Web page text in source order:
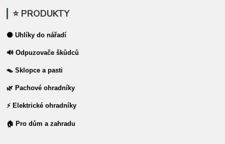
⭐ PRODUKTY
⚫ Uhlíky do nářadí
🔊 Odpuzovače škůdců
🪤 Sklopce a pasti
🌿 Pachové ohradníky
⚡ Elektrické ohradníky
🏠 Pro dům a zahradu